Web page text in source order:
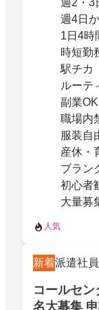
週4日
1日4時
時短勤
駅チカ
ルーテ
副業OK
職場内
服装自
産休・
ブラン
初心者
大量募
人気
新着派遣社員
コールセ
名大募集